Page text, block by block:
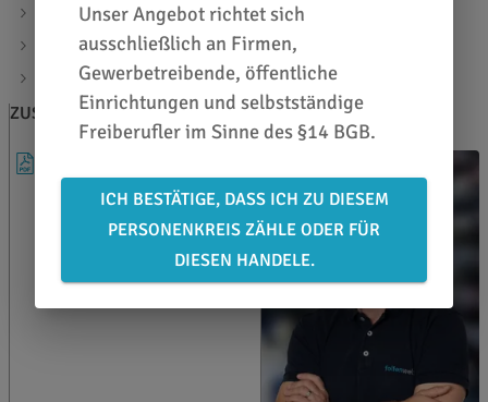
lange Haltbarkeit im Außenbereich
geeignete Druckfolie: Orajet 3981RA
Materialstärke: 50µ
ZUSATZINFOS
BERATEN LASSEN
Unser Angebot richtet sich
ausschließlich an Firmen,
Gewerbetreibende, öffentliche
Einrichtungen und selbstständige
Freiberufler im Sinne des §14 BGB.
ICH BESTÄTIGE, DASS ICH ZU DIESEM
PERSONENKREIS ZÄHLE ODER FÜR
DIESEN HANDELE.